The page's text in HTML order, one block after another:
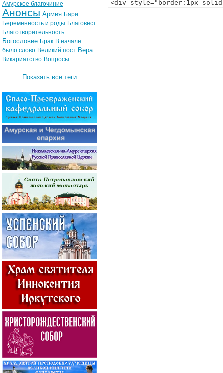
Амурское благочиние
Анонсы Армия Бари
Беременность и роды Благовест
Благотворительность
Богословие Брак В начале
было слово Великий пост Вера
Викариатство Вопросы
Показать все теги